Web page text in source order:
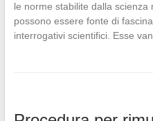
le norme stabilite dalla
possono essere fonte di
interrogativi scientifici. Esse